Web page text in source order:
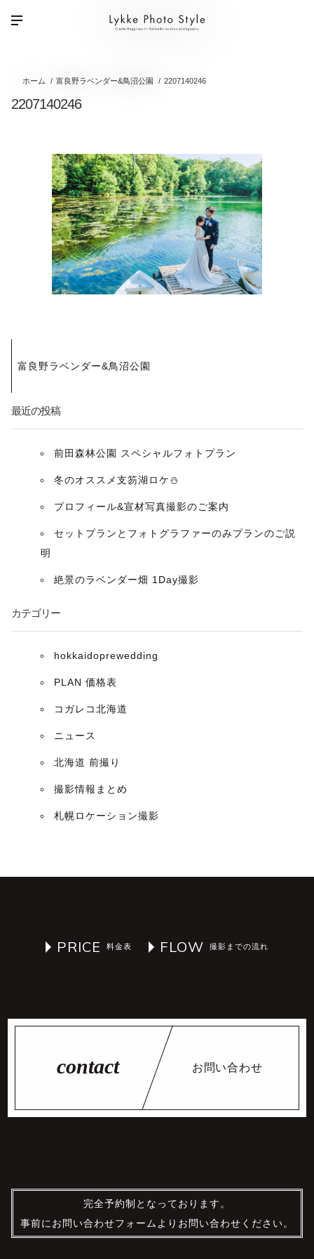
ホーム 富良野ラベンダー&鳥沼公園 2207140246
2207140246
投
稿
ナ
ン
富良野ラベンダー&鳥沼公園
最近の投稿
前田森林公園 スペシャルフォトプラン
冬のオススメ支笏湖ロケ⛄️
プロフィール&宣材写真撮影のご案内
セットプランとフォトグラファーのみプランのご説
明
絶景のラベンダー畑 1Day撮影
カテゴリー
hokkaidoprewedding
PLAN 価格表
コガレコ北海道
ニュース
北海道 前撮り
撮影情報まとめ
札幌ロケーション撮影
PRICE FLOW
お問い合わせ
完全予約制となっております。
事前にお問い合わせフォームよりお問い合わせください。